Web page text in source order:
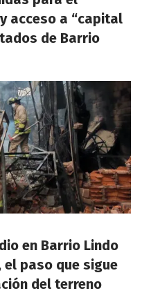
acceso a “capital
de Barrio
en Barrio Lindo
paso que sigue
del terreno